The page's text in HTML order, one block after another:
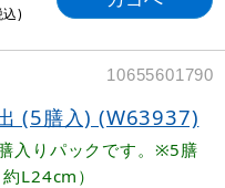
)
10655601790
(5膳入) (W63937)
入りパックです。※5膳
L24cm）